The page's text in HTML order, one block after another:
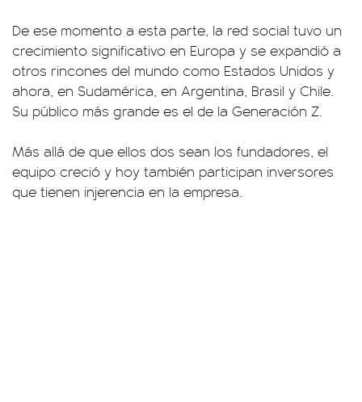
De ese momento a esta parte, la red social tuvo un
crecimiento significativo en Europa y se expandió a
otros rincones del mundo como Estados Unidos y
ahora, en Sudamérica, en Argentina, Brasil y Chile.
Su público más grande es el de la Generación Z.
Más allá de que ellos dos sean los fundadores, el
equipo creció y hoy también participan inversores
que tienen injerencia en la empresa.